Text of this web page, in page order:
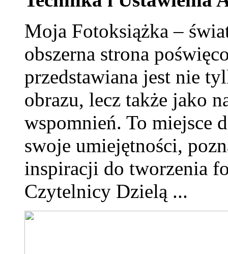
Moja Fotoksiążka –
obszerna strona
przedstawiana jest nie
obrazu, lecz także jako
wspomnień. To miejsce
swoje umiejętności,
inspiracji do tworzenia
Czytelnicy Dzielą ...